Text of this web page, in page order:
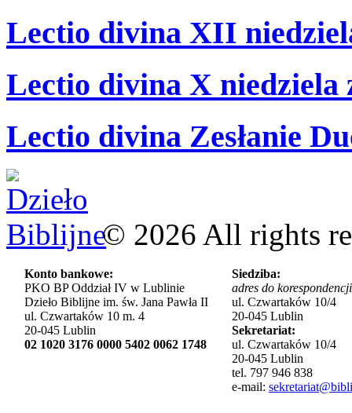
Lectio divina XII
Lectio divina X niedziela
Lectio divina Zesłanie
© 2026 All rights
Konto bankowe:
PKO BP Oddział IV w Lublinie
Dzieło Biblijne im. św. Jana Pawła II
ul. Czwartaków 10 m. 4
20-045 Lublin
02 1020 3176 0000 5402 0062 1748
Siedziba:
adres do
ul. Czwartaków 10/4
20-045 Lublin
Sekretariat:
ul. Czwartaków 10/4
20-045 Lublin
tel. 797 946 838
e-mail: